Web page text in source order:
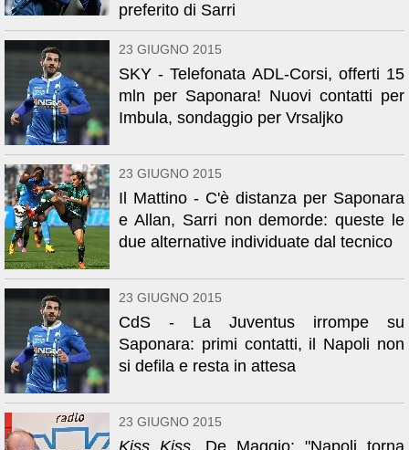
preferito di Sarri
23 GIUGNO 2015
SKY - Telefonata ADL-Corsi, offerti 15
mln per Saponara! Nuovi contatti per
Imbula, sondaggio per Vrsaljko
23 GIUGNO 2015
Il Mattino - C'è distanza per Saponara
e Allan, Sarri non demorde: queste le
due alternative individuate dal tecnico
23 GIUGNO 2015
CdS - La Juventus irrompe su
Saponara: primi contatti, il Napoli non
si defila e resta in attesa
23 GIUGNO 2015
Kiss Kiss, De Maggio: "Napoli torna